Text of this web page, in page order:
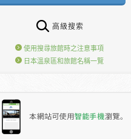
高級搜索
使用搜尋旅館時之注意事項
日本溫泉區和旅館名稱一覽